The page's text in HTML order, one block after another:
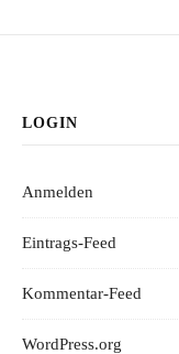
LOGIN
Anmelden
Eintrags-Feed
Kommentar-Feed
WordPress.org